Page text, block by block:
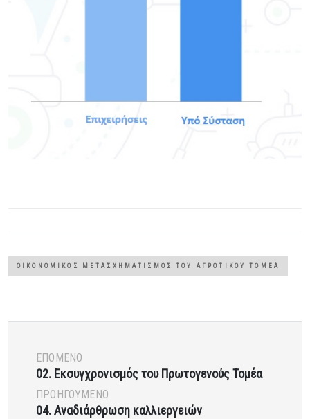
ΟΙΚΟΝΟΜΙΚΌΣ ΜΕΤΑΣΧΗΜΑΤΙΣΜΌΣ ΤΟΥ ΑΓΡΟΤΙΚΟΎ ΤΟΜΈΑ
ΕΠΌΜΕΝΟ
02. Εκσυγχρονισμός του Πρωτογενούς Τομέα
ΠΡΟΗΓΟΎΜΕΝΟ
04. Αναδιάρθρωση καλλιεργειών